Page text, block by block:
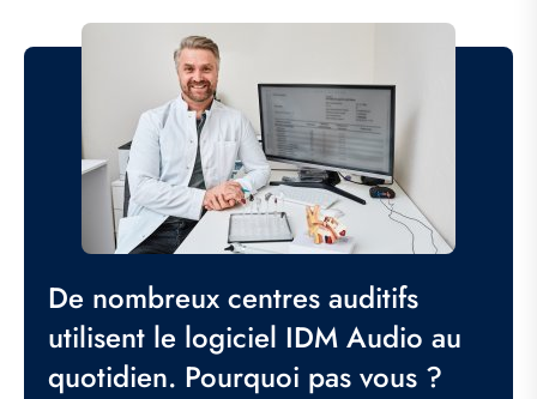
Titre
De nombreux centres auditifs
utilisent le logiciel IDM Audio au
quotidien. Pourquoi pas vous ?